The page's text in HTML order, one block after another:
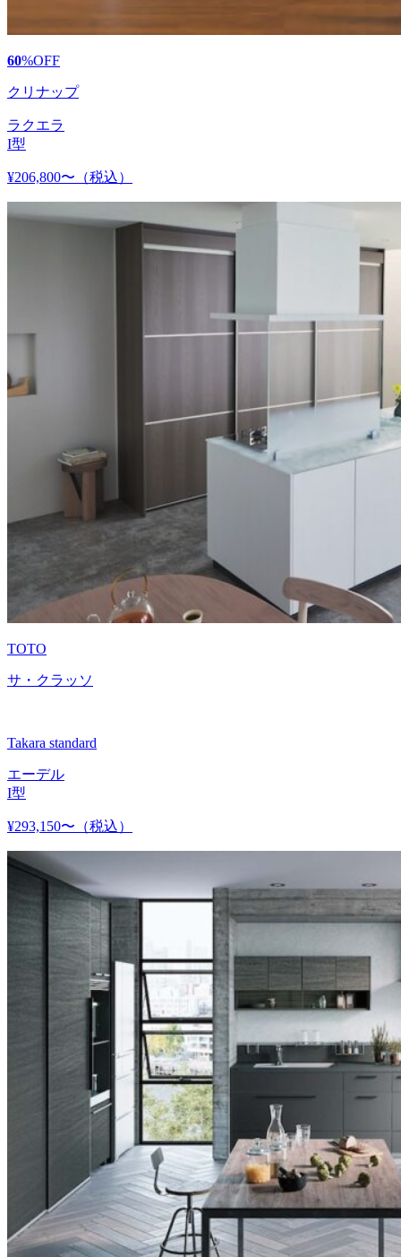
60%OFF
クリナップ
ラクエラ
I型
¥206,800〜 （税込）
TOTO
サ・クラッソ
Takara standard
エーデル
I型
¥293,150〜 （税込）